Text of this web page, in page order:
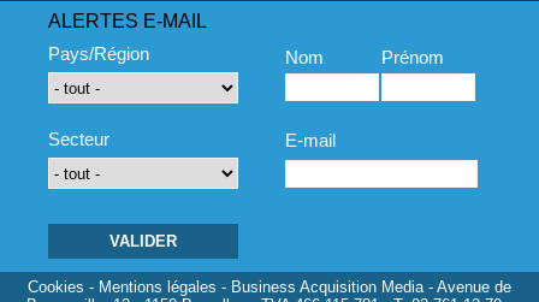
ALERTES E-MAIL
Pays/Région
Secteur
Nom Prénom
E-mail
Cookies - Mentions légales - Business Acquisition Media - Avenue de